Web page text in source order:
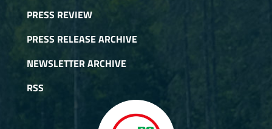
PRESS REVIEW
PRESS RELEASE ARCHIVE
NEWSLETTER ARCHIVE
RSS